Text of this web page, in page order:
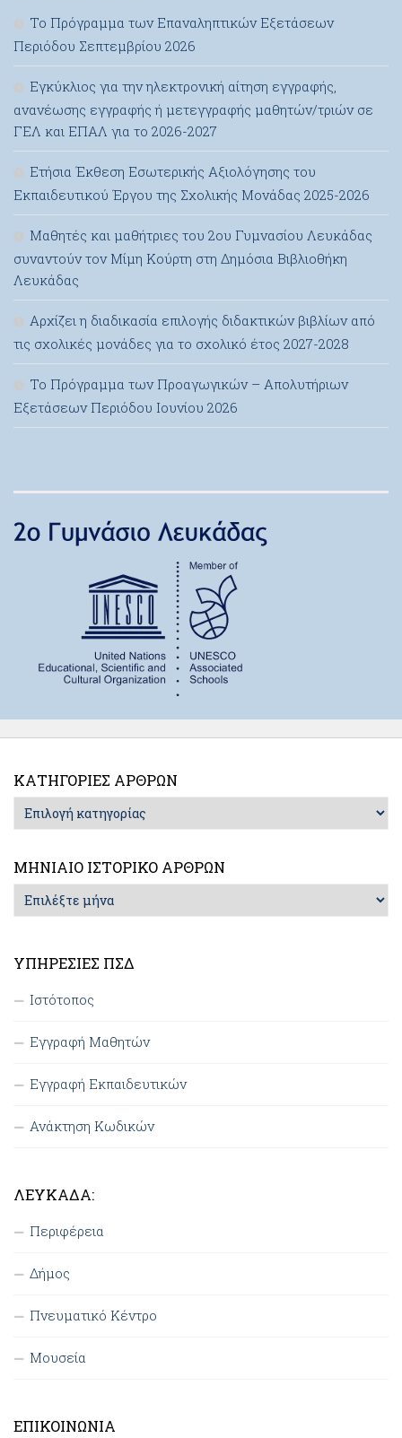
Το Πρόγραμμα των Επαναληπτικών Εξετάσεων
Περιόδου Σεπτεμβρίου 2026
Εγκύκλιος για την ηλεκτρονική αίτηση εγγραφής,
ανανέωσης εγγραφής ή μετεγγραφής μαθητών/τριών σε
ΓΕΛ και ΕΠΑΛ για το 2026-2027
Ετήσια Έκθεση Εσωτερικής Αξιολόγησης του
Εκπαιδευτικού Έργου της Σχολικής Μονάδας 2025-2026
Μαθητές και μαθήτριες του 2ου Γυμνασίου Λευκάδας
συναντούν τον Μίμη Κούρτη στη Δημόσια Βιβλιοθήκη
Λευκάδας
Αρχίζει η διαδικασία επιλογής διδακτικών βιβλίων από
τις σχολικές μονάδες για το σχολικό έτος 2027-2028
Το Πρόγραμμα των Προαγωγικών – Απολυτήριων
Εξετάσεων Περιόδου Ιουνίου 2026
ΚΑΤΗΓΟΡΊΕΣ ΆΡΘΡΩΝ
Κατηγορίες
Άρθρων
ΜΗΝΙΑΊΟ ΙΣΤΟΡΙΚΌ ΆΡΘΡΩΝ
Μηνιαίο
Ιστορικό
ΥΠΗΡΕΣΊΕΣ ΠΣΔ
Ιστότοπος
Εγγραφή Μαθητών
Εγγραφή Εκπαιδευτικών
Ανάκτηση Κωδικών
ΛΕΥΚΆΔΑ:
Περιφέρεια
Δήμος
Πνευματικό Κέντρο
Μουσεία
ΕΠΙΚΟΙΝΩΝΊΑ